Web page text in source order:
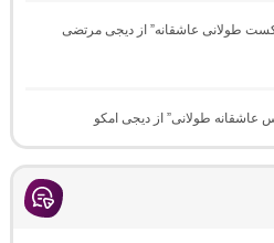
ریمیکس اغما 4 “پادکست طولانی عاشقانه” از دیجی مرتضی